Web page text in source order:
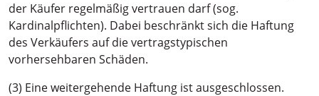
der Käufer regelmäßig vertrauen darf (sog.
Kardinalpflichten). Dabei beschränkt sich die Haftung
des Verkäufers auf die vertragstypischen
vorhersehbaren Schäden.
(3) Eine weitergehende Haftung ist ausgeschlossen.